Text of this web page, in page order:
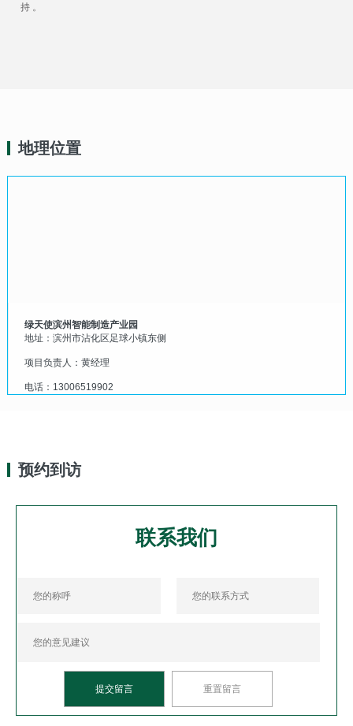
持。
地理位置
绿天使滨州智能制造产业园
地址：滨州市沾化区足球小镇东侧
项目负责人：黄经理
电话：13006519902
预约到访
联系我们